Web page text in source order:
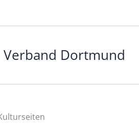
Verband Dortmund